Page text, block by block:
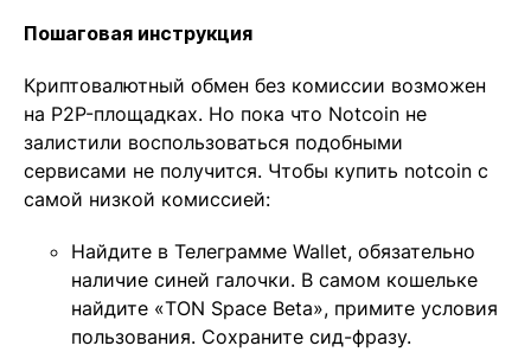
Пошаговая инструкция
Криптовалютный обмен без комиссии возможен
на P2P-площадках. Но пока что Notcoin не
залистили воспользоваться подобными
сервисами не получится. Чтобы купить notcoin с
самой низкой комиссией:
Найдите в Телеграмме Wallet, обязательно
наличие синей галочки. В самом кошельке
найдите «TON Space Beta», примите условия
пользования. Сохраните сид-фразу.